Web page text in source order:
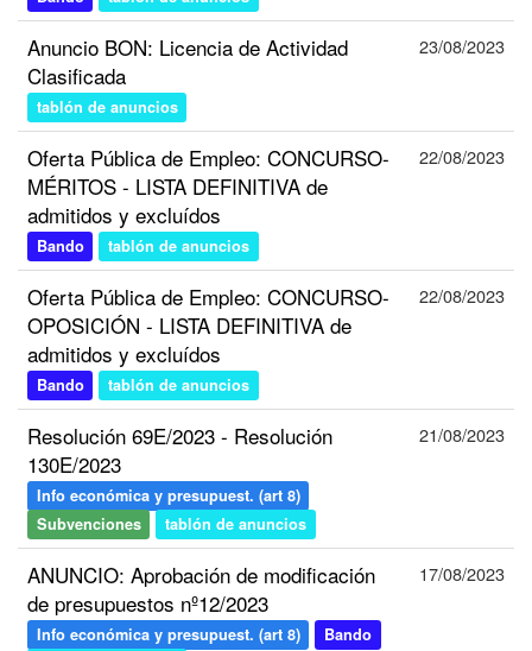
Anuncio BON: Licencia de Actividad
Clasificada
tablón de anuncios
23/08/2023
Oferta Pública de Empleo: CONCURSO-
MÉRITOS - LISTA DEFINITIVA de
admitidos y excluídos
Bando tablón de anuncios
22/08/2023
Oferta Pública de Empleo: CONCURSO-
OPOSICIÓN - LISTA DEFINITIVA de
admitidos y excluídos
Bando tablón de anuncios
22/08/2023
Resolución 69E/2023 - Resolución
130E/2023
Info económica y presupuest. (art 8)
Subvenciones
tablón de anuncios
21/08/2023
ANUNCIO: Aprobación de modificación
de presupuestos nº12/2023
Info económica y presupuest. (art 8)
Bando
17/08/2023